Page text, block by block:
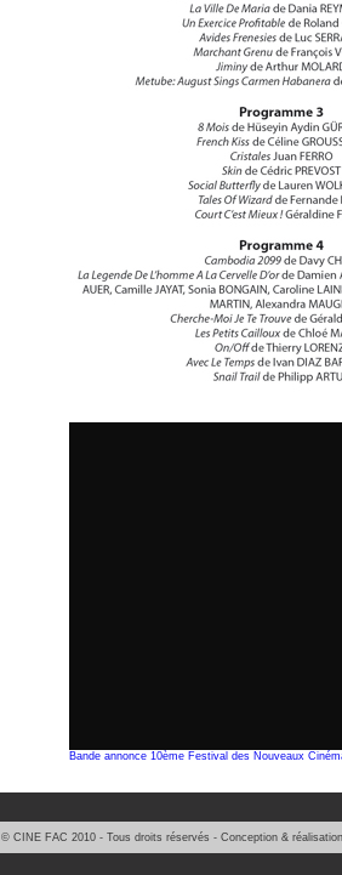
Bande annonce 10ème Festival des Nouveaux
© CINE FAC 2010 - Tous droits réservés - Conception &